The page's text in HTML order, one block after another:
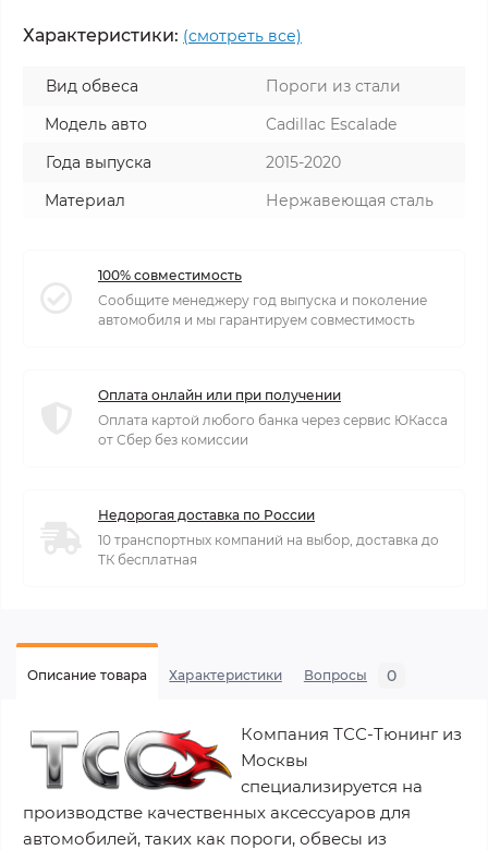
Характеристики: (смотреть все)
Вид обвеса
Пороги из стали
Модель авто
Cadillac Escalade
Года выпуска
2015-2020
Материал
Нержавеющая сталь
100% совместимость
Сообщите менеджеру год выпуска и поколение
автомобиля и мы гарантируем совместимость
Оплата онлайн или при получении
Оплата картой любого банка через сервис ЮКасса
от Сбер без комиссии
Недорогая доставка по России
10 транспортных компаний на выбор, доставка до
ТК бесплатная
Описание товара Характеристики Вопросы 0
Компания ТСС-Тюнинг из
Москвы
специализируется на
производстве качественных аксессуаров для
автомобилей, таких как пороги, обвесы из